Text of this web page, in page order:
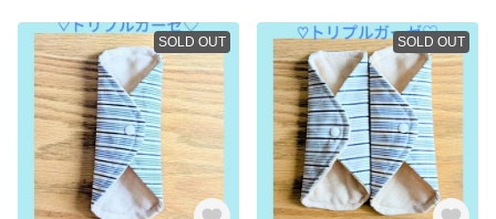
SOLD OUT SOLD OUT